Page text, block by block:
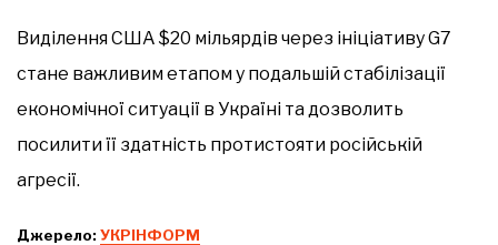
Виділення США $20 мільярдів через ініціативу G7
стане важливим етапом у подальшій стабілізації
економічної ситуації в Україні та дозволить
посилити її здатність протистояти російській
агресії.
Джерело: УКРІНФОРМ